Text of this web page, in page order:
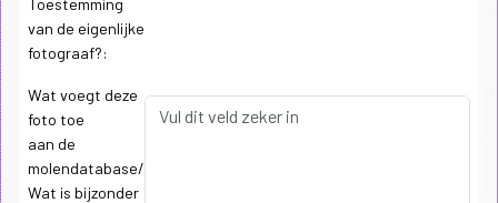
van de eigenlijke
fotograaf?:
Wat voegt deze
foto toe
aan de
molendatabase/
Wat is bijzonder